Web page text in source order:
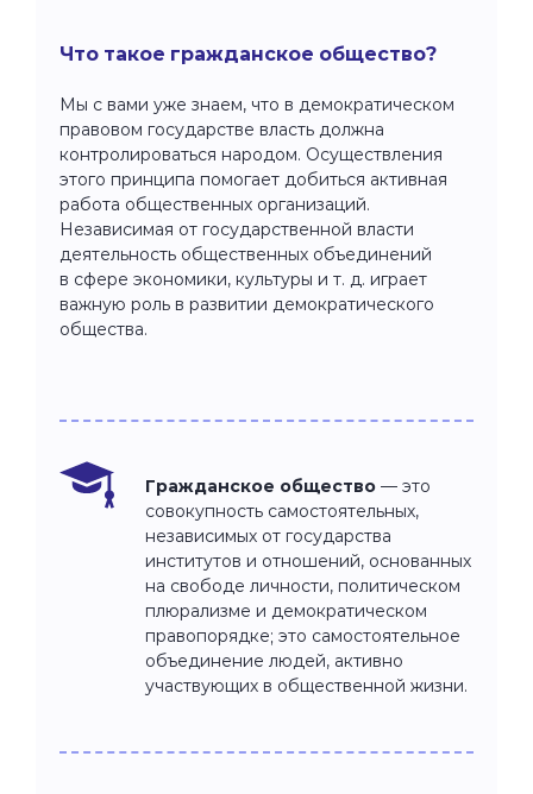
Что такое гражданское общество?
Мы с вами уже знаем, что в демократическом
правовом государстве власть должна
контролироваться народом. Осуществления
этого принципа помогает добиться активная
работа общественных организаций.
Независимая от государственной власти
деятельность общественных объединений
в сфере экономики, культуры и т. д. играет
важную роль в развитии демократического
общества.
Гражданское общество — это
совокупность самостоятельных,
независимых от государства
институтов и отношений, основанных
на свободе личности, политическом
плюрализме и демократическом
правопорядке; это самостоятельное
объединение людей, активно
участвующих в общественной жизни.